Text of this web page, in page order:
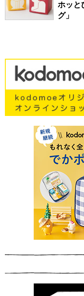
ホッと
グ」